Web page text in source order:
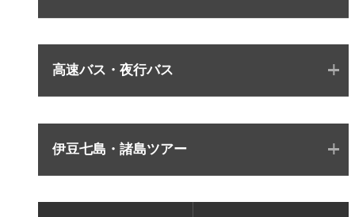
高速バス・夜行バス
伊豆七島・諸島ツアー